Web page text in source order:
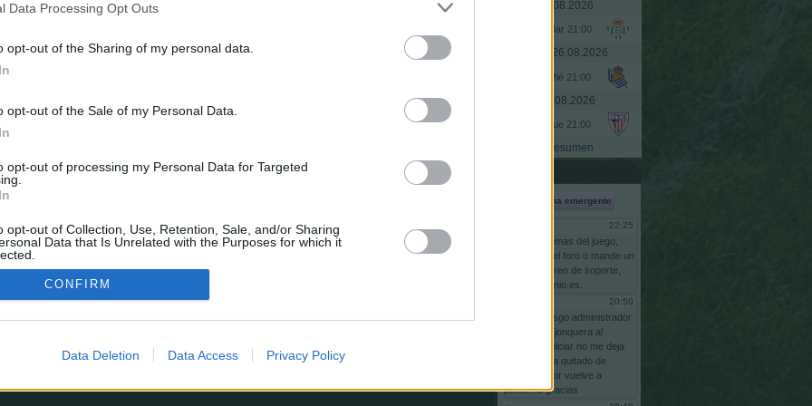
Data Processing Opt Outs
opt-out of the Sharing of my personal data.
opt-out of the Sale of my Personal Data.
opt-out of processing my Personal Data for Targeted
opt-out of Collection, Use, Retention, Sale, and/or Sharing
Data that Is Unrelated with the Purposes for which it
CONFIRM
Data Deletion Data Access Privacy Policy
Traducción al español porphpBB España
© 2026 stats.comunio.es
Martes, 25.08.2026
Mar 21:00
Miércoles, 26.08.2026
Mié 21:00
Jueves, 27.08.2026
Jue 21:00
Resumen
Ventana emergente
22:25
problemas del juego,
el foro o mande un
correo de soporte,
info@comunio.es.
20:50
risgo administrador
jonquera al
reiniciar no me deja
ha quitado de
adminstrador vuelve a
ponerme gracias